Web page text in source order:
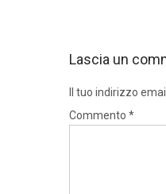
Lascia un
Il tuo indirizzo
Commento *